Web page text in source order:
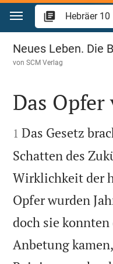
Zum Inhalt springen
Hebräer 10
Neues Leben. Die
vonSCM Verlag

Das

1 Das Gesetz
Schatten des
Wirklichkeit der
Opfer wurden
doch sie
Anbetung